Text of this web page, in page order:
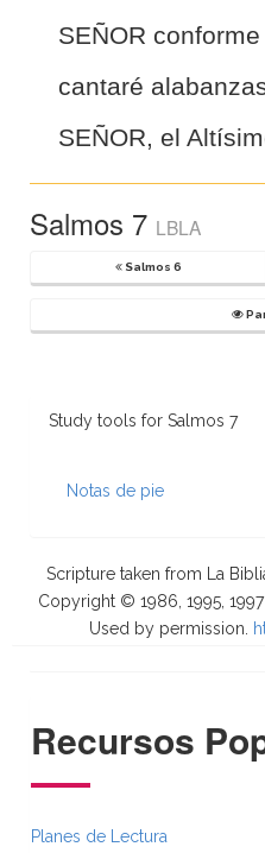
SEÑOR
cantaré
SEÑOR, el
Salmos 7 LBLA
Salmos 6
Study tools for Salmos 7
Notas de pie
Scripture taken from La
Copyright © 1986, 1995,
Used by permission.
Recursos
Planes de Lectura